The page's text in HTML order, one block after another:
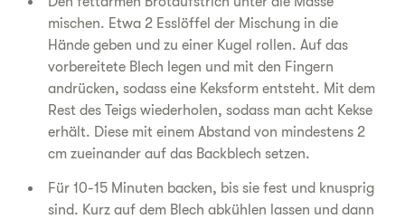
mischen. Etwa 2 Esslöffel der Mischung in die
Hände geben und zu einer Kugel rollen. Auf das
vorbereitete Blech legen und mit den Fingern
andrücken, sodass eine Keksform entsteht. Mit dem
Rest des Teigs wiederholen, sodass man acht Kekse
erhält. Diese mit einem Abstand von mindestens 2
cm zueinander auf das Backblech setzen.
Für 10-15 Minuten backen, bis sie fest und knusprig
sind. Kurz auf dem Blech abkühlen lassen und dann